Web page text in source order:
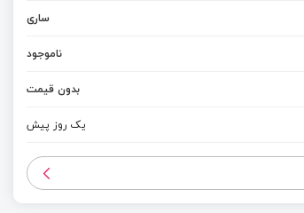
ساری
ناموجود
بدون قیمت
یک روز پیش